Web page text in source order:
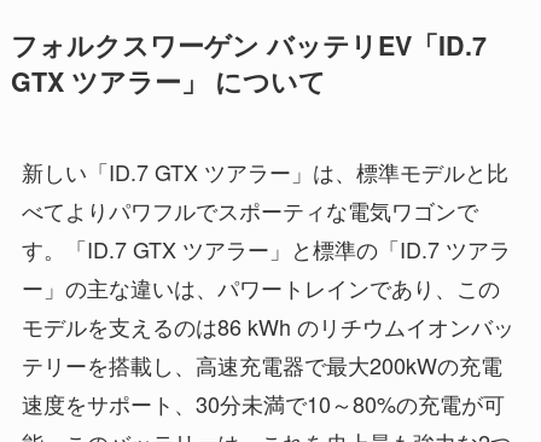
フォルクスワーゲン バッテリEV「ID.7
GTX ツアラー」 について
新しい「ID.7 GTX ツアラー」は、標準モデルと比
べてよりパワフルでスポーティな電気ワゴンで
す。「ID.7 GTX ツアラー」と標準の「ID.7 ツアラ
ー」の主な違いは、パワートレインであり、この
モデルを支えるのは86 kWh のリチウムイオンバッ
テリーを搭載し、高速充電器で最大200kWの充電
速度をサポート、30分未満で10～80%の充電が可